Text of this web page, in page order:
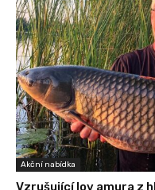
Akční nabídka
Vzrušující lov amura z